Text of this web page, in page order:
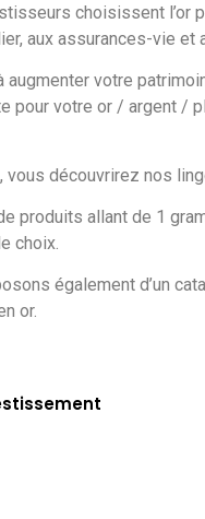
choisissent l’or
aux assurances-vie et
augmenter votre
pour votre or / argent /
vous découvrirez nos
produits allant de 1
choix.
également d’un
or.